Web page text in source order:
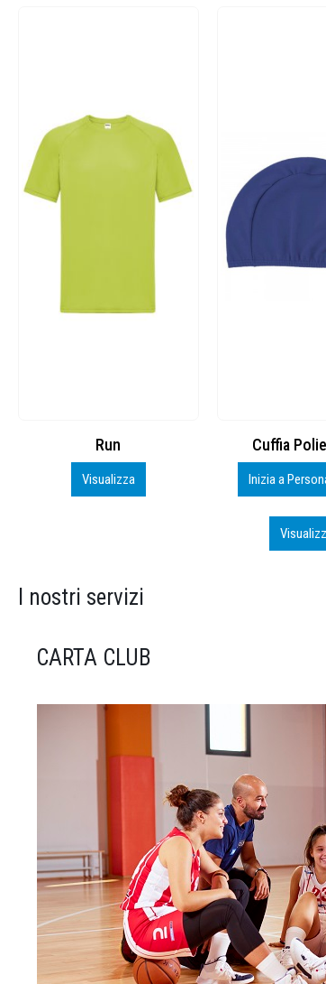
Cuffia Poliestere
Inizia a Personalizzare
BS600 –
I nostri servizi
CARTA CLUB